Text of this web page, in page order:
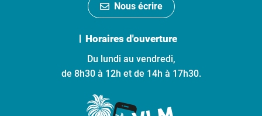
Nous écrire
Horaires d'ouverture
Du lundi au vendredi,
de 8h30 à 12h et de 14h à 17h30.